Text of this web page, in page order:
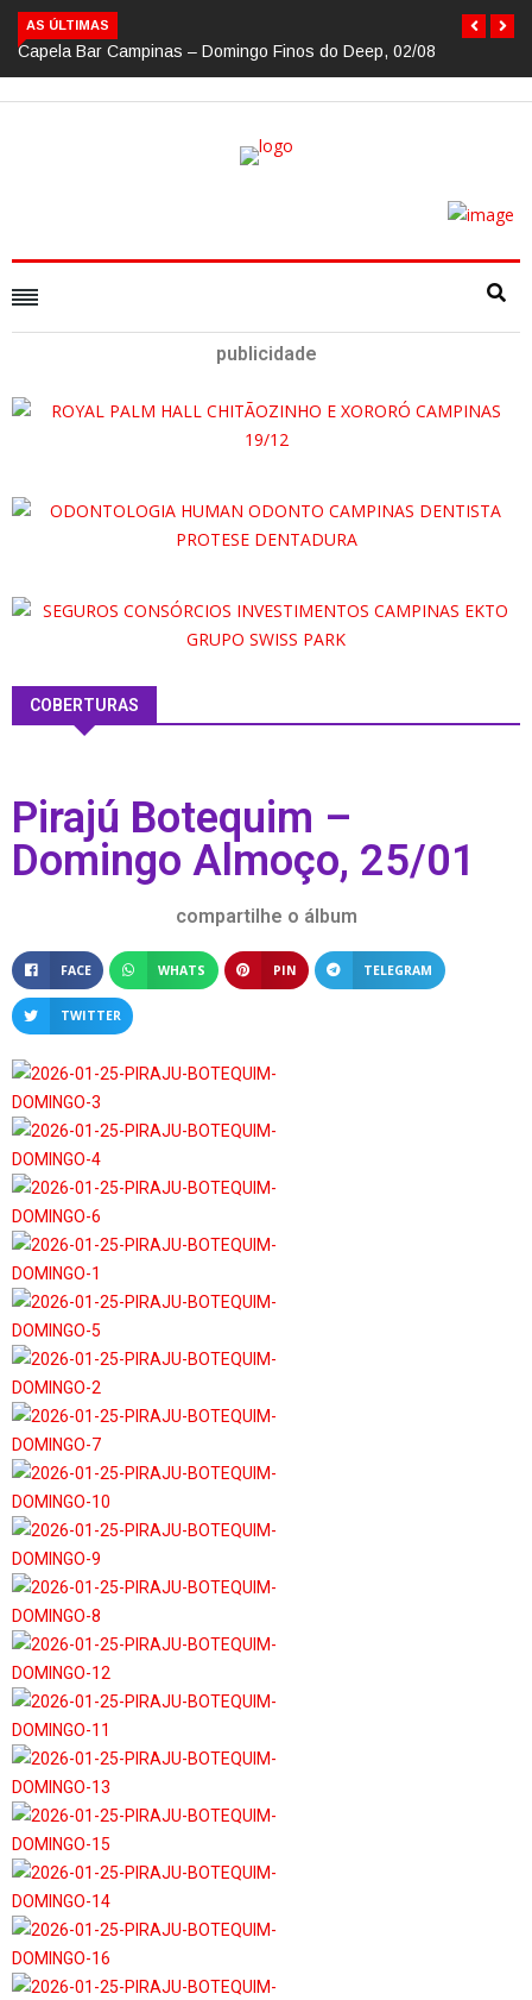
AS ÚLTIMAS
Capela Bar Campinas – Domingo Finos do Deep, 02/08
publicidade
COBERTURAS
Pirajú Botequim –
Domingo Almoço, 25/01
compartilhe o álbum
FACE WHATS PIN TELEGRAM
TWITTER